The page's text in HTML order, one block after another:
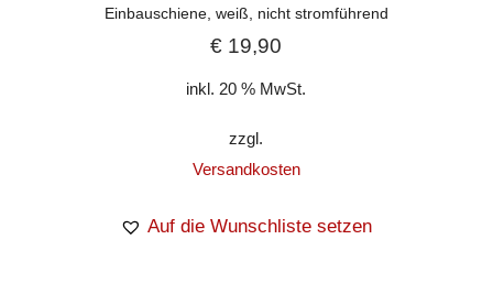
Einbauschiene, weiß, nicht stromführend
€ 19,90
inkl. 20 % MwSt.
zzgl.
Versandkosten
Auf die Wunschliste setzen